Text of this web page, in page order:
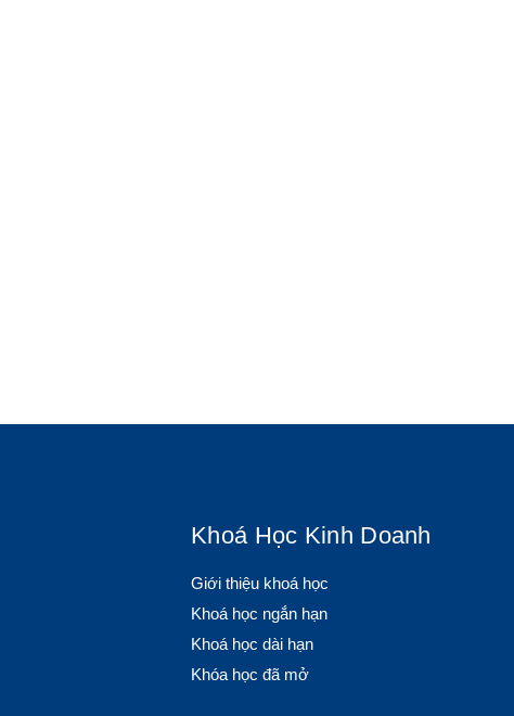
Khoá Học Kinh Doanh
Giới thiệu khoá học
Khoá học ngắn hạn
Khoá học dài hạn
Khóa học đã mở